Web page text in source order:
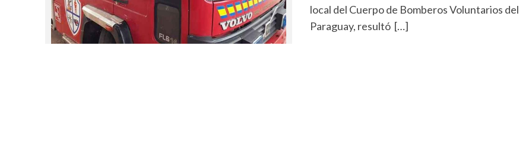
local del Cuerpo de Bomberos Voluntarios del
Paraguay, resultó […]